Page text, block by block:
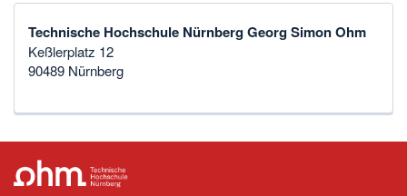
Technische Hochschule Nürnberg Georg Simon Ohm
Keßlerplatz 12
90489 Nürnberg